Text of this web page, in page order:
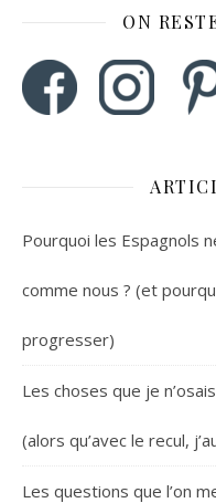
ON
Pourquoi les Espagnols
comme nous ? (et
progresser)
Les choses que je
(alors qu’avec le recul,
Les questions que l’on